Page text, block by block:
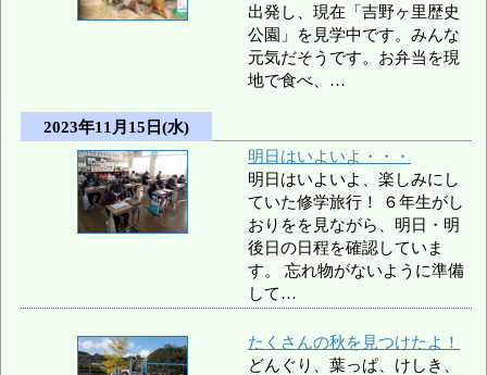
出発し、現在「吉野ヶ里歴史
公園」を見学中です。みんな
元気だそうです。お弁当を現
地で食べ、…
2023年11月15日(水)
明日はいよいよ・・・
明日はいよいよ、楽しみにし
ていた修学旅行！ ６年生がし
おりをを見ながら、明日・明
後日の日程を確認していま
す。 忘れ物がないように準備
して…
たくさんの秋を見つけたよ！
どんぐり、葉っぱ、けしき、